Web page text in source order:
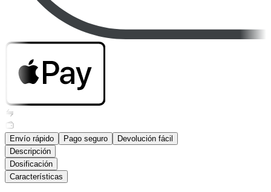
Envío rápido Pago seguro
Devolución fácil
Descripción
Dosificación
Características